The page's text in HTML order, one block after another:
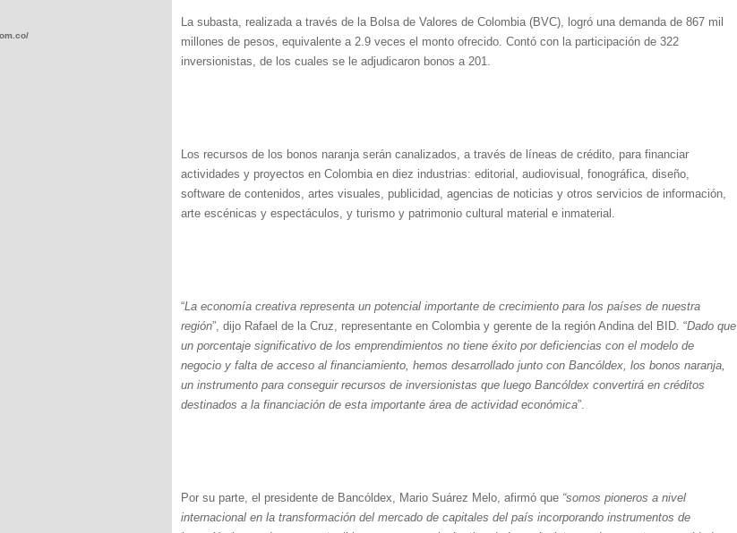
La subasta, realizada a través de la Bolsa de Valores de Colombia (BVC), logró una demanda de 867 mil
millones de pesos, equivalente a 2.9 veces el monto ofrecido. Contó con la participación de 322
inversionistas, de los cuales se le adjudicaron bonos a 201.
Los recursos de los bonos naranja serán canalizados, a través de líneas de crédito, para financiar
actividades y proyectos en Colombia en diez industrias: editorial, audiovisual, fonográfica, diseño,
software de contenidos, artes visuales, publicidad, agencias de noticias y otros servicios de información,
arte escénicas y espectáculos, y turismo y patrimonio cultural material e inmaterial.
“La economía creativa representa un potencial importante de crecimiento para los países de nuestra
región”, dijo Rafael de la Cruz, representante en Colombia y gerente de la región Andina del BID. “Dado que
un porcentaje significativo de los emprendimientos no tiene éxito por deficiencias con el modelo de
negocio y falta de acceso al financiamiento, hemos desarrollado junto con Bancóldex, los bonos naranja,
un instrumento para conseguir recursos de inversionistas que luego Bancóldex convertirá en créditos
destinados a la financiación de esta importante área de actividad económica”.
Por su parte, el presidente de Bancóldex, Mario Suárez Melo, afirmó que “somos pioneros a nivel
internacional en la transformación del mercado de capitales del país incorporando instrumentos de
wp-